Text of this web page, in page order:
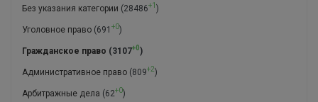
Без указания категории (28486+1 )
Уголовное право (691 +0)
Гражданское право (3107+0)
Административное право (809+2)
Арбитражные дела (62+0)